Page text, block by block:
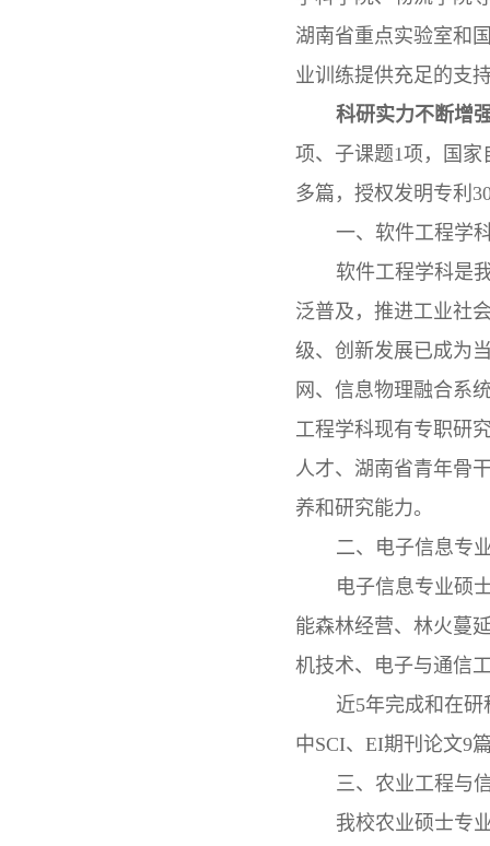
湖南省重点实验室和
业训练提供充足的支
科研实力不断增
项、子课题1项，国家
多篇，授权发明专利
一、软件工程学
软件工程学科是
泛普及，推进工业社
级、创新发展已成为
网、信息物理融合系
工程学科现有专职研
人才、湖南省青年骨
养和研究能力。
二、电子信息专
电子信息专业硕
能森林经营、林火蔓
机技术、电子与通信
近5年完成和在研
中SCI、 EI期刊论文9
三、农业工程与
我校农业硕士专